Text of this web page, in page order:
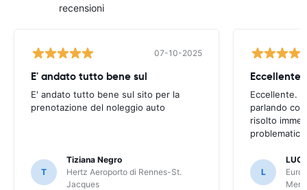
recensioni
07-10-2025
E' andato tutto bene sul
E' andato tutto bene sul sito per la
prenotazione del noleggio auto
T
Tiziana Negro
Hertz Aeroporto di Rennes-St.
Jacques
Eccellente.
parlando
risolto
L